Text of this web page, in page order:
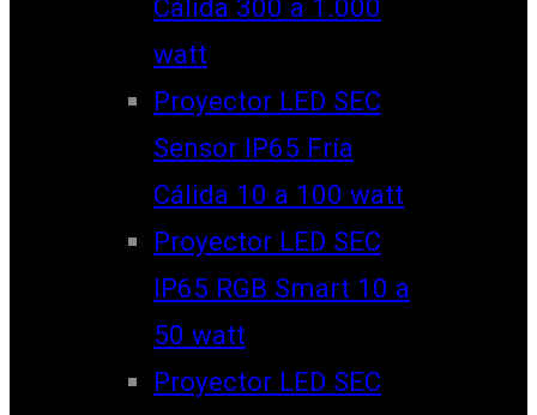
Cálida 300 a 1.000
watt
Proyector LED SEC
Sensor IP65 Fría
Cálida 10 a 100 watt
Proyector LED SEC
IP65 RGB Smart 10 a
50 watt
Proyector LED SEC